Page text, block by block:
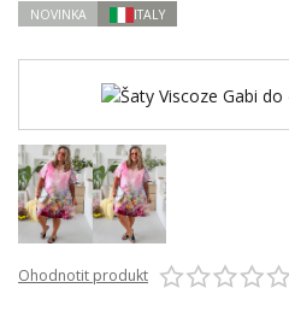
NOVINKA ITALY
Ohodnotit produkt